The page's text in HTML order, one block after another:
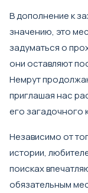
В дополнение к
значению, это
задуматься о
они оставляют
Немрут
приглашая нас
его загадочного
Независимо от
истории,
поисках
обязательным